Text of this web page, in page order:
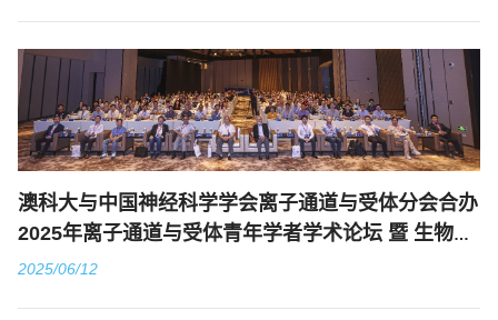
澳科大与中国神经科学学会离子通道与受体分会合办
2025年离子通道与受体青年学者学术论坛 暨 生物物
理与创新药物发现论坛
2025/06/12